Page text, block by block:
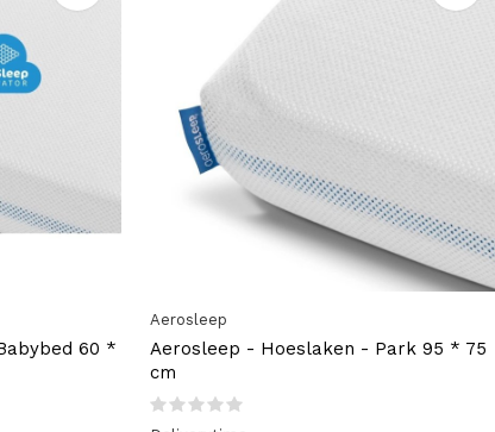
60 *
Aerosleep
Aerosleep - Hoeslaken - Park 95 * 75
cm